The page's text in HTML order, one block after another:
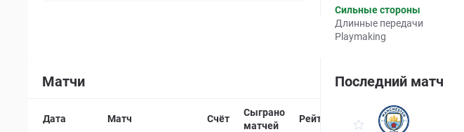
Сильные стороны
Длинные передачи
Playmaking
Матчи
Дата
Матч Счёт
Сыграно
матчей
Рейтинг
Последний матч